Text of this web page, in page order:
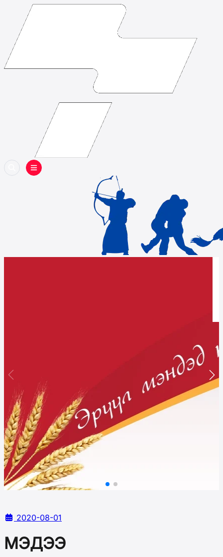
2020-08-01
МЭДЭЭ